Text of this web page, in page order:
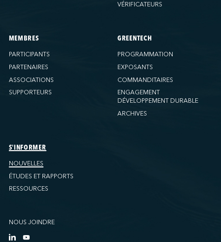
VÉRIFICATEURS
MEMBRES
PARTICIPANTS
PARTENAIRES
ASSOCIATIONS
SUPPORTEURS
GREENTECH
PROGRAMMATION
EXPOSANTS
COMMANDITAIRES
ENGAGEMENT
DÉVELOPPEMENT DURABLE
ARCHIVES
S'INFORMER
NOUVELLES
ÉTUDES ET RAPPORTS
RESSOURCES
NOUS JOINDRE